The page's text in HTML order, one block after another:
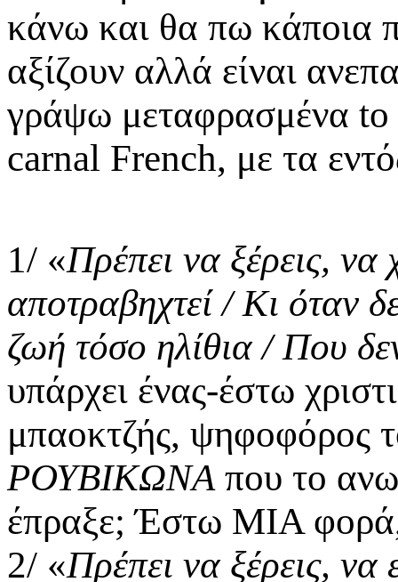
κάνω και θα πω κάποια
αξίζουν αλλά είναι
γράψω μεταφρασμένα
carnal French, με τα
1/ «Πρέπει να ξέρεις,
αποτραβηχτεί / Κι όταν
ζωή τόσο ηλίθια / Που
υπάρχει ένας-έστω
μπαοκτζής, ψηφοφόρος
ΡΟΥΒΙΚΩΝΑ που το
έπραξε; Έστω ΜΙΑ
2/ «Πρέπει να ξέρεις, να